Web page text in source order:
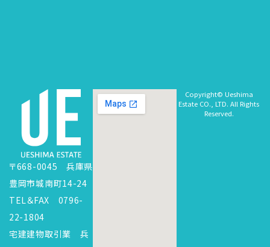
〒668-0045 兵庫県
豊岡市城南町14-24
TEL＆FAX 0796-
22-1804
宅建建物取引業 兵
Copyright© Ueshima
Estate CO., LTD. All Rights
Reserved.